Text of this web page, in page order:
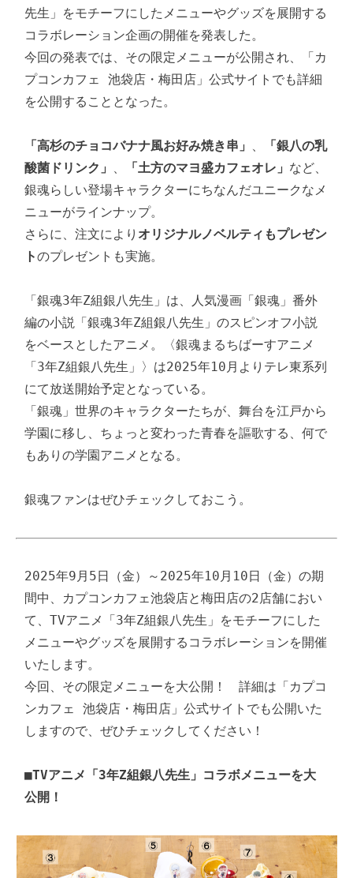
先生」をモチーフにしたメニューやグッズを展開する
コラボレーション企画の開催を発表した。
今回の発表では、その限定メニューが公開され、「カ
プコンカフェ 池袋店・梅田店」公式サイトでも詳細
を公開することとなった。
「高杉のチョコバナナ風お好み焼き串」 、
「銀八の乳
酸菌ドリンク」 、 「土方のマヨ盛カフェオレ」 など、
銀魂らしい登場キャラクターにちなんだユニークなメ
ニューがラインナップ。
さらに、注文により オリジナルノベルティもプレゼン
トのプレゼントも実施。
「銀魂3年Z組銀八先生」は、人気漫画「銀魂」番外
編の小説「銀魂3年Z組銀八先生」のスピンオフ小説
をベースとしたアニメ。〈銀魂まるちばーすアニメ
「3年Z組銀八先生」〉は2025年10月よりテレ東系列
にて放送開始予定となっている。
「銀魂」世界のキャラクターたちが、舞台を江戸から
学園に移し、ちょっと変わった青春を謳歌する、何で
もありの学園アニメとなる。
銀魂ファンはぜひチェックしておこう。
2025年9月5日（金）～2025年10月10日（金）の期
間中、カプコンカフェ池袋店と梅田店の2店舗におい
て、TVアニメ「3年Z組銀八先生」をモチーフにした
メニューやグッズを展開するコラボレーションを開催
いたします。
今回、その限定メニューを大公開！　詳細は「カプコ
ンカフェ 池袋店・梅田店」公式サイトでも公開いた
しますので、ぜひチェックしてください！
■TVアニメ「3年Z組銀八先生」コラボメニューを大
公開！